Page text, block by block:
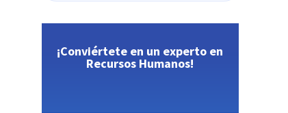
¡Conviértete en un experto en
Recursos Humanos!